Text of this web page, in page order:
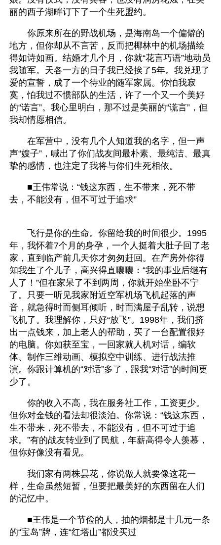
丽的西子湖畔订下了一个生死盟约。
你原来所在的野战机场，是海南岛一个偏僻的
地方，但你却从不言苦，反而把椰林中的机场描绘
得如诗如画。结婚才几个月，你就“花言巧语”地动员
我随军。天各一方的日子我已经挨了5年。我兑现了
爱的宣誓，成了一个待业的随军家属。你怕我寂
寞，怕我过不惯部队的生活，许了一个又一个美好
的“诺言”。我心里明白，那不过是美丽的“谎言”，但
我却情愿相信。
在军营中，没有几个人知道我的名字，但一声
声“嫂子”，喊出了你们战友间最朴素、最纯洁、最真
挚的感情，也注定了我将与你们生死相依。
■王伟常说：“钱这东西，生不带来，死不带
去，不能没有，但不可过于追求”
飞行是你的生命。你留给我的时间很少。1995
年，我怀着7个月的身孕，一个人挺着大肚子回了老
家，直到临产前几天你才匆匆赶回。在产房外你得
知我生了个儿子，高兴得直嚷嚷：“我的事业后继有
人了！”但在家呆了不到两周，你就开始坐卧不宁
了。只要一听见我家附近空军机场飞机起落的声
音，就急得时而侧耳倾听，时而满屋子乱转，说想
飞机了。我理解你，只好“放飞”。1998年，我们挤
出一点钱来，加上老人的帮助，买了一台配置很好
的电脑。你如获至宝，一回家就人机对话，编软
体、制作三维动画、模拟空中训练、进行战法推
演。你跟计算机的“对话”多了，跟我“对话”的时间更
少了。
你的收入不高，我在服务社工作，工资更少。
但你对金钱的看法却很淡泊。你常说：“钱这东西，
生不带来，死不带去，不能没有，但不可过于追
求。”有的战友转业到了民航，年薪高得令人羡慕，
但你好像没有看见。
我们家有两株昙花，你说做人就要像这花一
样，生命虽然短暂，但要把最美好的东西留在人们
的记忆中。
■王伟是一个节俭的人，抽的烟都是十几元一条
的“宝岛”牌，连“红塔山”都没买过